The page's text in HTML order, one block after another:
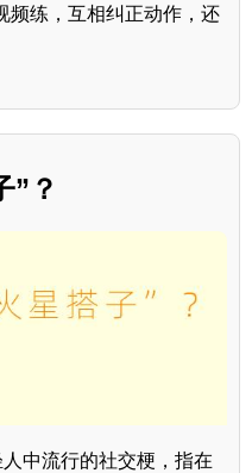
频练，互相纠正动作，还
”？
中流行的社交梗，指在